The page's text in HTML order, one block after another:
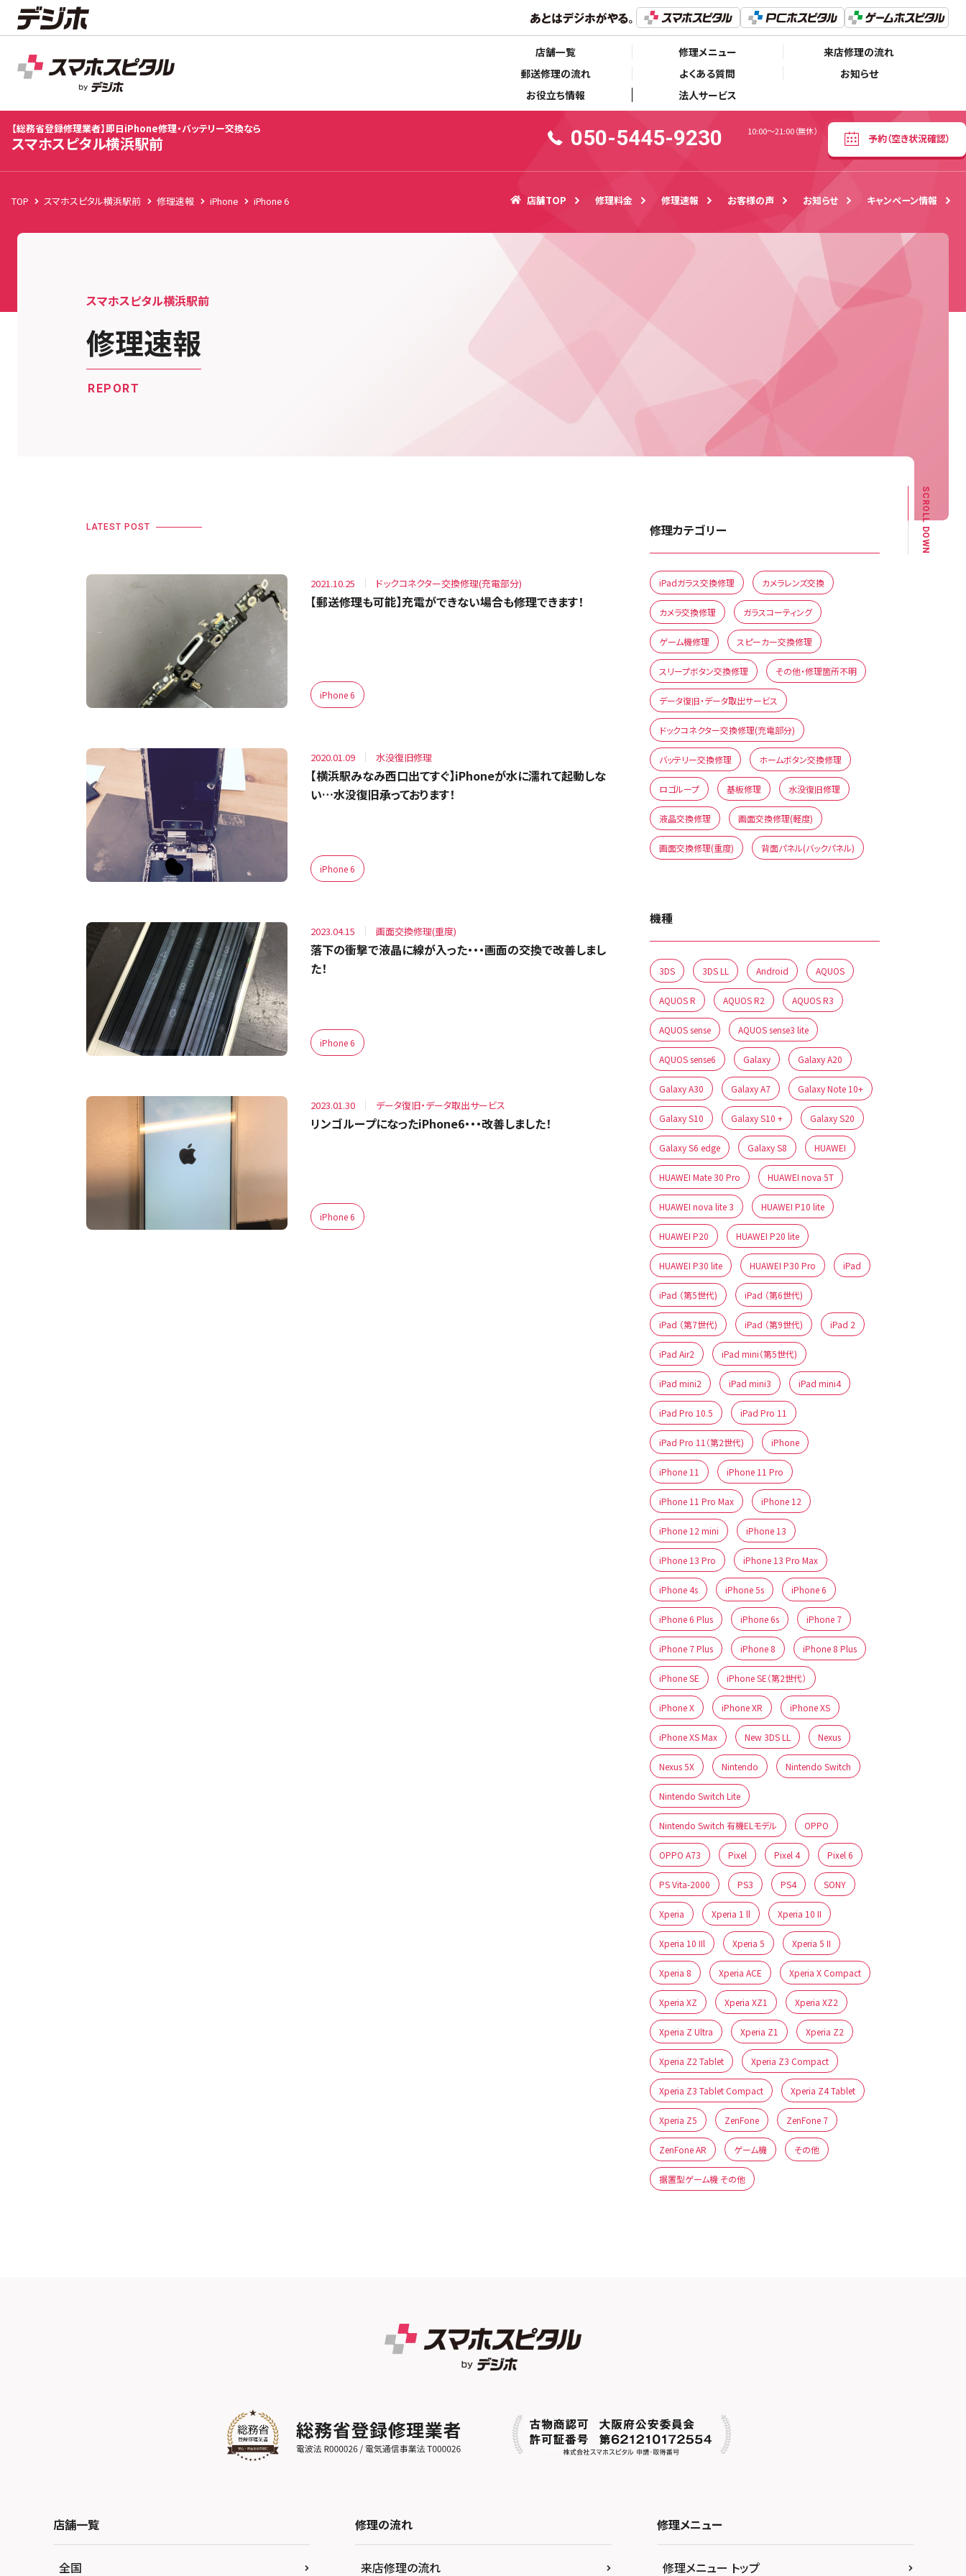
店舗一覧 修理メニュー
来店修理の流れ
郵送修理の流れ
よくある質問
お知らせ
お役立ち情報
法人サービス
スマホスピタル横浜駅前
店舗TOP 修理料金 修理速報 お客様の声 お知らせ キャンペーン情報
050-5445-9230
10:00〜21:00（無休）
予約（空き状況確認）
【総務省登録修理業者】即日iPhone修理・バッテリー交換なら
スマホスピタル横浜駅前 050-5445-9230 10:00〜21:00（無休）
予約（空き状況確認）
TOP スマホスピタル横浜駅前 修理速報 iPhone iPhone 6 店舗TOP 修理料金 修理速報 お客様の声 お知らせ キャンペーン情報
スマホスピタル横浜駅前
修理速報
REPORT
SCROLL DOWN
LATEST POST
2021.10.25 ドックコネクター交換修理(充電部分)
【郵送修理も可能】充電ができない場合も修理できます！
iPhone 6
2020.01.09 水没復旧修理
【横浜駅みなみ西口出てすぐ】iPhoneが水に濡れて起動しな
い…水没復旧承っております！
iPhone 6
2023.04.15 画面交換修理(重度)
落下の衝撃で液晶に線が入った・・・画面の交換で改善しまし
た！
iPhone 6
2023.01.30 データ復旧・データ取出サービス
リンゴループになったiPhone6・・・改善しました！
iPhone 6
修理カテゴリー
iPadガラス交換修理 カメラレンズ交換
カメラ交換修理 ガラスコーティング
ゲーム機修理 スピーカー交換修理
スリープボタン交換修理 その他・修理箇所不明
データ復旧・データ取出サービス
ドックコネクター交換修理(充電部分)
バッテリー交換修理 ホームボタン交換修理
ロゴループ 基板修理 水没復旧修理
液晶交換修理 画面交換修理(軽度)
画面交換修理(重度) 背面パネル(バックパネル)
機種
3DS 3DS LL Android AQUOS
AQUOS R AQUOS R2 AQUOS R3
AQUOS sense AQUOS sense3 lite
AQUOS sense6 Galaxy Galaxy A20
Galaxy A30 Galaxy A7 Galaxy Note 10+
Galaxy S10 Galaxy S10 + Galaxy S20
Galaxy S6 edge Galaxy S8 HUAWEI
HUAWEI Mate 30 Pro HUAWEI nova 5T
HUAWEI nova lite 3 HUAWEI P10 lite
HUAWEI P20 HUAWEI P20 lite
HUAWEI P30 lite HUAWEI P30 Pro iPad
iPad （第5世代) iPad （第6世代)
iPad （第7世代) iPad （第9世代) iPad 2
iPad Air2 iPad mini（第5世代)
iPad mini2 iPad mini3 iPad mini4
iPad Pro 10.5 iPad Pro 11
iPad Pro 11（第2世代) iPhone
iPhone 11 iPhone 11 Pro
iPhone 11 Pro Max iPhone 12
iPhone 12 mini iPhone 13
iPhone 13 Pro iPhone 13 Pro Max
iPhone 4s iPhone 5s iPhone 6
iPhone 6 Plus iPhone 6s iPhone 7
iPhone 7 Plus iPhone 8 iPhone 8 Plus
iPhone SE iPhone SE（第2世代）
iPhone X iPhone XR iPhone XS
iPhone XS Max New 3DS LL Nexus
Nexus 5X Nintendo Nintendo Switch
Nintendo Switch Lite
Nintendo Switch 有機ELモデル OPPO
OPPO A73 Pixel Pixel 4 Pixel 6
PS Vita-2000 PS3 PS4 SONY
Xperia Xperia 1 ll Xperia 10 II
Xperia 10 IIl Xperia 5 Xperia 5 II
Xperia 8 Xperia ACE Xperia X Compact
Xperia XZ Xperia XZ1 Xperia XZ2
Xperia Z Ultra Xperia Z1 Xperia Z2
Xperia Z2 Tablet Xperia Z3 Compact
Xperia Z3 Tablet Compact Xperia Z4 Tablet
Xperia Z5 ZenFone ZenFone 7
ZenFone AR ゲーム機 その他
据置型ゲーム機 その他
店舗一覧
全国
修理の流れ
来店修理の流れ
修理メニュー
修理メニュー トップ